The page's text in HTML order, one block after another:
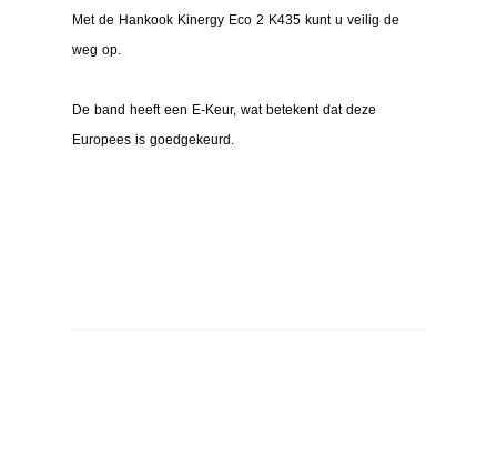
Met de Hankook Kinergy Eco 2 K435 kunt u veilig de
weg op.
De band heeft een E-Keur, wat betekent dat deze
Europees is goedgekeurd.